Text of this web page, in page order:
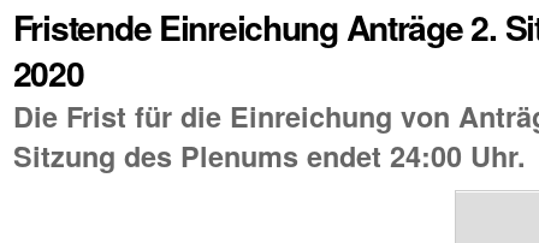
Fristende Einreichung Anträge 2.
2020
Die Frist für die Einreichung von
Sitzung des Plenums endet 24:00 Uhr.